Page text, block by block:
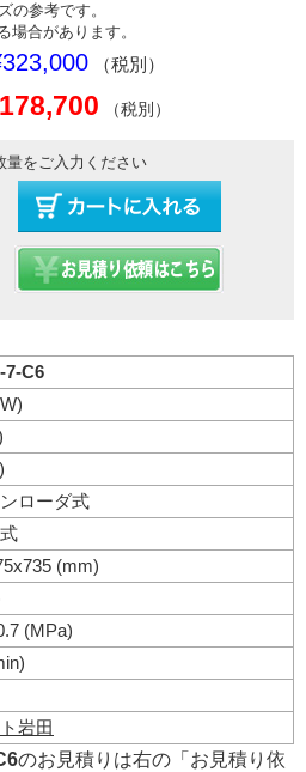
の参考です。
場合があります。
（税別）
（税別）
量をご入力ください
7-C6
ローダ式
(mm)
(MPa)
岩田
のお見積りは右の「お見積り依